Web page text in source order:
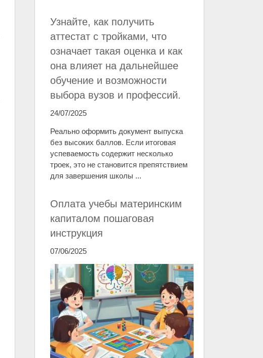
Узнайте, как получить
аттестат с тройками, что
означает такая оценка и как
она влияет на дальнейшее
обучение и возможности
выбора вузов и профессий.
24/07/2025
Реально оформить документ выпуска
без высоких баллов. Если итоговая
успеваемость содержит несколько
троек, это не становится препятствием
для завершения школы ...
Оплата учебы материнским
капиталом пошаговая
инструкция
07/06/2025